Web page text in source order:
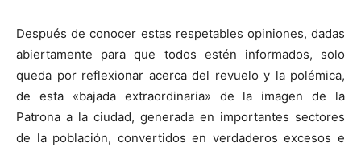
Después de conocer estas respetables opiniones, dadas
abiertamente para que todos estén informados, solo
queda por reflexionar acerca del revuelo y la polémica,
de esta «bajada extraordinaria» de la imagen de la
Patrona a la ciudad, generada en importantes sectores
de la población, convertidos en verdaderos excesos e